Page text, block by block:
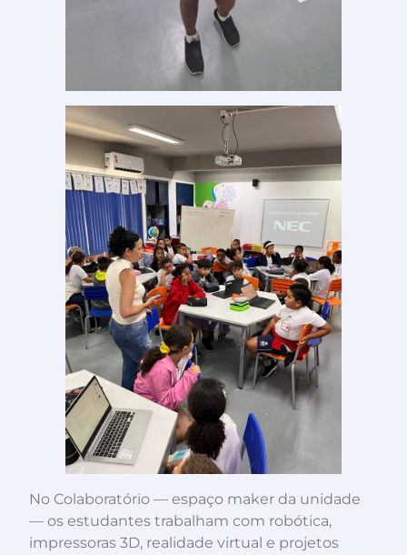
No Colaboratório — espaço maker da unidade
— os estudantes trabalham com robótica,
impressoras 3D, realidade virtual e projetos